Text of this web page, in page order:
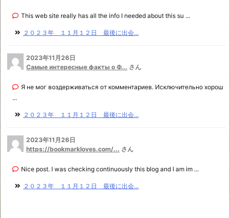
This web site really has all the info I needed about this su ...
２０２３年 １１月１２日 最後に出会...
2023年11月26日
Самые интересные факты о Ф... さん
Я не мог воздерживаться от комментариев. Исключительно хорош
...
２０２３年 １１月１２日 最後に出会...
2023年11月26日
https://bookmarkloves.com/... さん
Nice post. I was checking continuously this blog and I am im ...
２０２３年 １１月１２日 最後に出会...